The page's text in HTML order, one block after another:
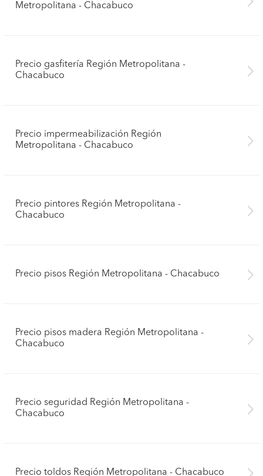
Metropolitana - Chacabuco
Precio gasfitería Región Metropolitana -
Chacabuco
Precio impermeabilización Región
Metropolitana - Chacabuco
Precio pintores Región Metropolitana -
Chacabuco
Precio pisos Región Metropolitana - Chacabuco
Precio pisos madera Región Metropolitana -
Chacabuco
Precio seguridad Región Metropolitana -
Chacabuco
Precio toldos Región Metropolitana - Chacabuco